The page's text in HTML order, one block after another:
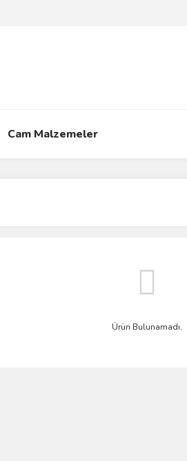
Cam Malzemeler
Ürün Bulunamadı.